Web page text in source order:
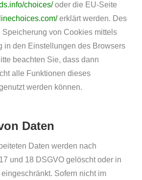
choices/oder die EU-Seite
erklärt werden. Des
von Cookies mittels
in den Einstellungen des Browsers
beachten Sie, dass dann
alle Funktionen dieses
werden können.
Daten
Daten werden nach
und 18 DSGVO gelöscht oder in
Sofern nicht im